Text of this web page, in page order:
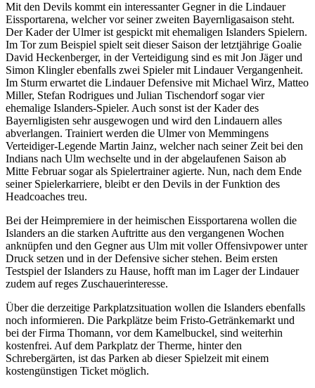
Mit den Devils kommt ein interessanter Gegner in die Lindauer
Eissportarena, welcher vor seiner zweiten Bayernligasaison steht.
Der Kader der Ulmer ist gespickt mit ehemaligen Islanders Spielern.
Im Tor zum Beispiel spielt seit dieser Saison der letztjährige Goalie
David Heckenberger, in der Verteidigung sind es mit Jon Jäger und
Simon Klingler ebenfalls zwei Spieler mit Lindauer Vergangenheit.
Im Sturm erwartet die Lindauer Defensive mit Michael Wirz, Matteo
Miller, Stefan Rodrigues und Julian Tischendorf sogar vier
ehemalige Islanders-Spieler. Auch sonst ist der Kader des
Bayernligisten sehr ausgewogen und wird den Lindauern alles
abverlangen. Trainiert werden die Ulmer von Memmingens
Verteidiger-Legende Martin Jainz, welcher nach seiner Zeit bei den
Indians nach Ulm wechselte und in der abgelaufenen Saison ab
Mitte Februar sogar als Spielertrainer agierte. Nun, nach dem Ende
seiner Spielerkarriere, bleibt er den Devils in der Funktion des
Headcoaches treu.
Bei der Heimpremiere in der heimischen Eissportarena wollen die
Islanders an die starken Auftritte aus den vergangenen Wochen
anknüpfen und den Gegner aus Ulm mit voller Offensivpower unter
Druck setzen und in der Defensive sicher stehen. Beim ersten
Testspiel der Islanders zu Hause, hofft man im Lager der Lindauer
zudem auf reges Zuschauerinteresse.
Über die derzeitige Parkplatzsituation wollen die Islanders ebenfalls
noch informieren. Die Parkplätze beim Fristo-Getränkemarkt und
bei der Firma Thomann, vor dem Kamelbuckel, sind weiterhin
kostenfrei. Auf dem Parkplatz der Therme, hinter den
Schrebergärten, ist das Parken ab dieser Spielzeit mit einem
kostengünstigen Ticket möglich.